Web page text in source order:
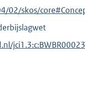
02/skos/